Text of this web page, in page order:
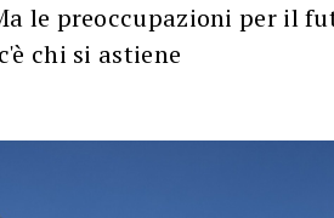
le preoccupazioni per il
chi si astiene